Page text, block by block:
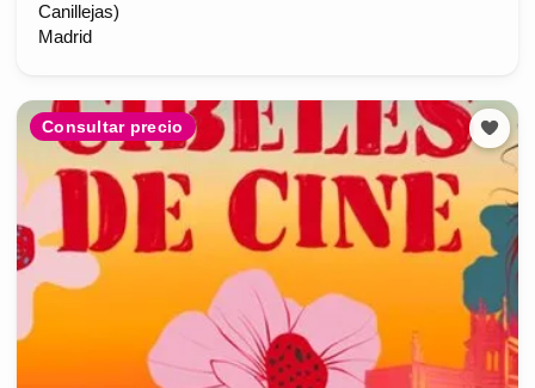
Canillejas)
Madrid
Consultar precio